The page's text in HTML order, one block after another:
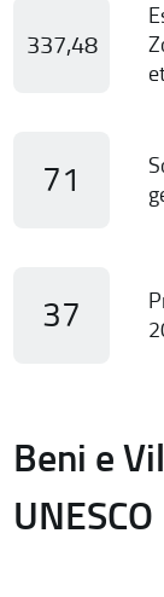
337,48
71
37
Beni e
UNESCO